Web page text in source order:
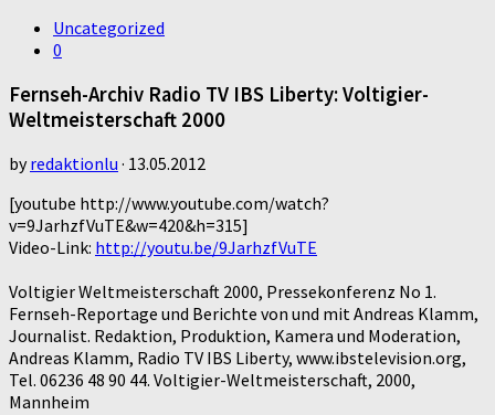
Uncategorized
0
Fernseh-Archiv Radio TV IBS Liberty: Voltigier-
Weltmeisterschaft 2000
byredaktionlu · 13.05.2012
[youtube http://www.youtube.com/watch?
v=9JarhzfVuTE&w=420&h=315]
Video-Link: http://youtu.be/9JarhzfVuTE
Voltigier Weltmeisterschaft 2000, Pressekonferenz No 1.
Fernseh-Reportage und Berichte von und mit Andreas Klamm,
Journalist. Redaktion, Produktion, Kamera und Moderation,
Andreas Klamm, Radio TV IBS Liberty, www.ibstelevision.org,
Tel. 06236 48 90 44. Voltigier-Weltmeisterschaft, 2000,
Mannheim